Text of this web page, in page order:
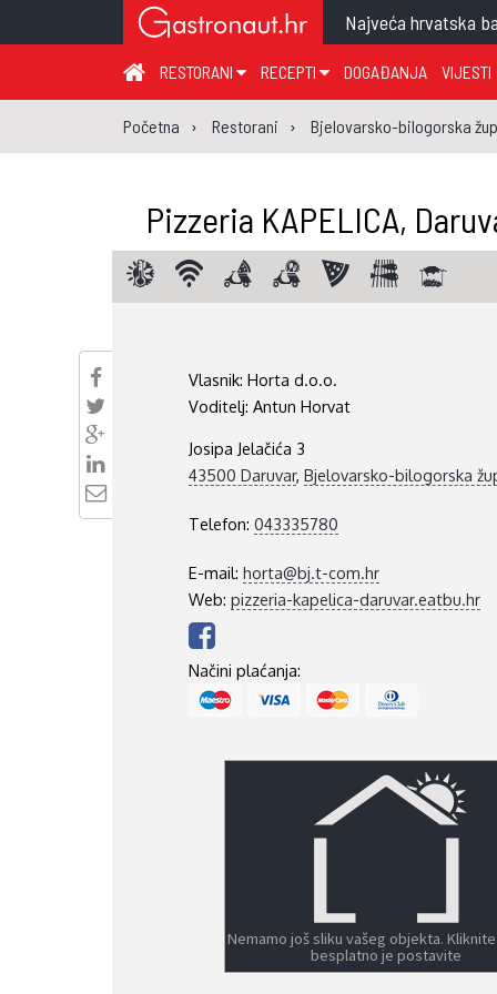
Najveća hrvatska
RESTORANI
ZAGREB I ZAGREBAČKA ŽUPANIJA
MEĐIMURSKA ŽUPANIJA
KOPRIVNIČKO-KRIŽEVAČKA ŽUPANIJA
PRIMORSKO-GORANSKA ŽUPANIJA
VIROVITIČKO-PODRAVSKA ŽUPANIJA
OSJEČKO-BARANJSKA ŽUPANIJA
VUKOVARSKO-SRIJEMSKA ŽUPANIJA
ISTARSKA ŽUPANIJA
RECEPTI
JUHA
GLAVNO JELO
SALATA
PIZZA
DOGAĐANJA VIJESTI
Početna Restorani Bjelovarsko-bilogorska
Pizzeria KAPELICA,
Vlasnik: Horta d.o.o.
Voditelj: Antun Horvat
Josipa Jelačića 3
43500 Daruvar, Bjelovarsko-bilogorska
Telefon: 043335780
E-mail: horta@bj.t-com.hr
Web: pizzeria-kapelica-daruvar.eatbu.hr
Načini plaćanja:
Nemamo još sliku vašeg objekta.
besplatno je postavite